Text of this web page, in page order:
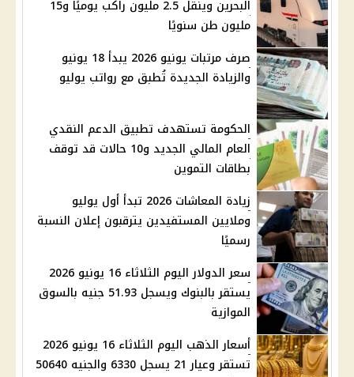
البحرين وينقل 2.5 مليون راكب يوميًا و15
مليون طن سنويًا
صرف مرتبات يونيو 2026 يبدأ 18 يونيو
والزيادة الجديدة تُطبق مع رواتب يوليو
الحكومة تستهدف تطبيق الدعم النقدي
العام المالي الجديد و10 حالات قد توقف
بطاقات التموين
زيادة المعاشات 2026 تبدأ أول يوليو
وملايين المستفيدين يترقبون إعلان النسبة
رسميًا
سعر الدولار اليوم الثلاثاء 16 يونيو 2026
يستقر بالبنوك ويسجل 51.93 جنيه بالسوق
الموازية
أسعار الذهب اليوم الثلاثاء 16 يونيو 2026
تستقر وعيار 21 يسجل 6330 والجنيه 50640